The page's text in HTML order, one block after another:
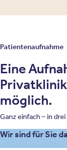
Patientenaufnahme
Eine
möglich.
Ganz einfach – in
Wir sind für Sie